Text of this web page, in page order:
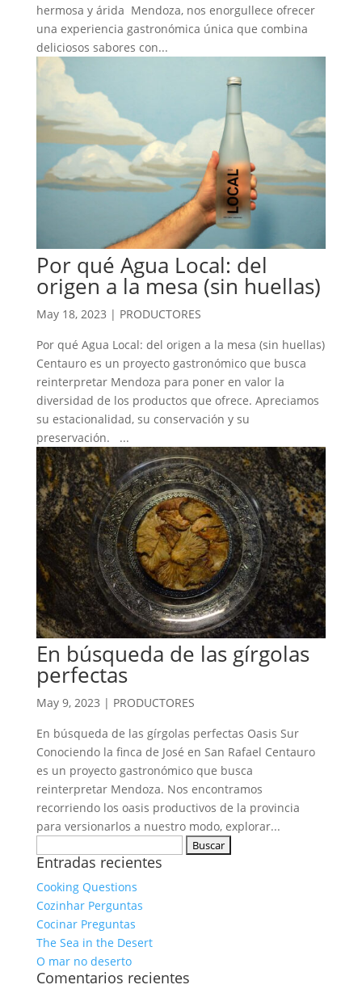
hermosa y árida Mendoza, nos enorgullece ofrecer
una experiencia gastronómica única que combina
deliciosos sabores con...
Por qué Agua Local: del
origen a la mesa (sin huellas)
May 18, 2023 | PRODUCTORES
Por qué Agua Local: del origen a la mesa (sin huellas)
Centauro es un proyecto gastronómico que busca
reinterpretar Mendoza para poner en valor la
diversidad de los productos que ofrece. Apreciamos
su estacionalidad, su conservación y su
preservación. ...
En búsqueda de las gírgolas
perfectas
May 9, 2023 | PRODUCTORES
En búsqueda de las gírgolas perfectas Oasis Sur
Conociendo la finca de José en San Rafael Centauro
es un proyecto gastronómico que busca
reinterpretar Mendoza. Nos encontramos
recorriendo los oasis productivos de la provincia
para versionarlos a nuestro modo, explorar...
Entradas recientes
Cooking Questions
Cozinhar Perguntas
Cocinar Preguntas
The Sea in the Desert
O mar no deserto
Comentarios recientes